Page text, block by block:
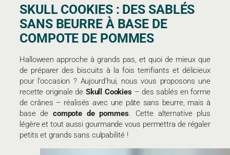
SKULL COOKIES : DES SABLÉS
SANS BEURRE À BASE DE
COMPOTE DE POMMES
Halloween approche à grands pas, et quoi de mieux que
de préparer des biscuits à la fois terrifiants et délicieux
pour l’occasion ? Aujourd’hui, nous vous proposons une
recette originale de Skull Cookies – des sablés en forme
de crânes – réalisés avec une pâte sans beurre, mais à
base de compote de pommes . Cette alternative plus
légère et tout aussi gourmande vous permettra de régaler
petits et grands sans culpabilité !